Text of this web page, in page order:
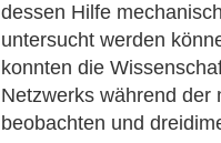
dessen Hilfe
untersucht werden
konnten die
Netzwerks während der
beobachten und